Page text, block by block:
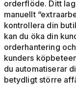
orderflöde. Ditt
manuellt
kontrollera din
kan du öka din
orderhantering
kunders
du automatiserar
betydligt större